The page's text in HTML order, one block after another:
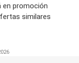
en promoción
similares